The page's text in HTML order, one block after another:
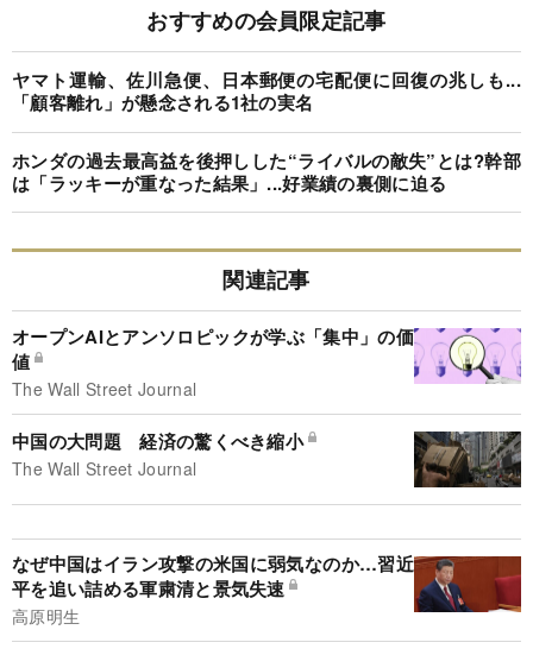
おすすめの会員限定記事
ヤマト運輸、佐川急便、日本郵便の宅配便に回復の兆しも...
「顧客離れ」が懸念される1社の実名
ホンダの過去最高益を後押しした“ライバルの敵失”とは?幹部
は「ラッキーが重なった結果」...好業績の裏側に迫る
関連記事
オープンAIとアンソロピックが学ぶ「集中」の価
値
The Wall Street Journal
中国の大問題 経済の驚くべき縮小
The Wall Street Journal
なぜ中国はイラン攻撃の米国に弱気なのか…習近
平を追い詰める軍粛清と景気失速
高原明生